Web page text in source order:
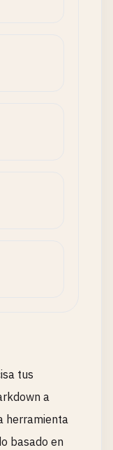
tus
a
herramienta
basado en